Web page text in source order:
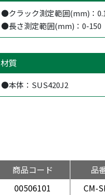
●クラック測定範囲(mm)：
●長さ測定範囲(mm)：0-150
材質
●本体：SUS420J2
商品コード 品
00506101
CM-